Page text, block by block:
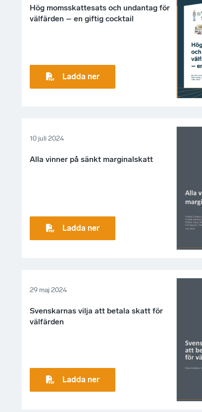
Hög momsskattesats och undantag för
välfärden – en giftig cocktail
Ladda ner
10 juli 2024
Alla vinner på sänkt marginalskatt
Ladda ner
29 maj 2024
Svenskarnas vilja att betala skatt för
välfärden
Ladda ner